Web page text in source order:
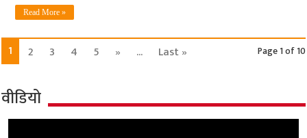
Read More »
Page 1 of 10
1 2 3 4 5 » ... Last »
वीडियो